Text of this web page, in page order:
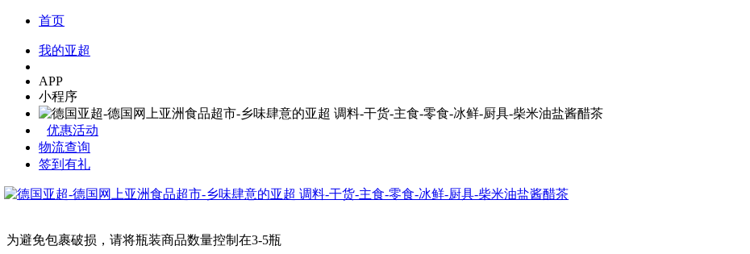
首页
我的亚超
APP
小程序
优惠活动
物流查询
签到有礼
为避免包裹破损，请将瓶装商品数量控制在3-5瓶